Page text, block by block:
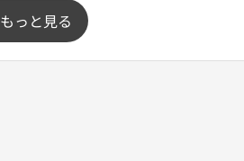
もっと見る